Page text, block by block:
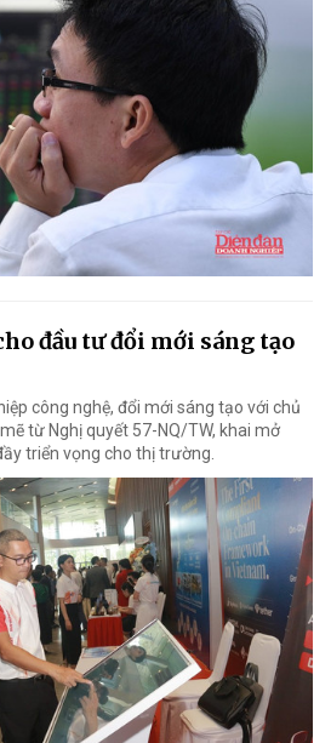
đầu tư đổi mới sáng tạo
công nghệ, đổi mới sáng tạo với chủ
từ Nghị quyết 57-NQ/TW, khai mở
triển vọng cho thị trường.